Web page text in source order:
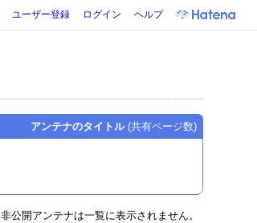
ユーザー登録 ログイン ヘルプ
アンテナのタイトル(共有ページ数)
非公開アンテナは一覧に表示されません。